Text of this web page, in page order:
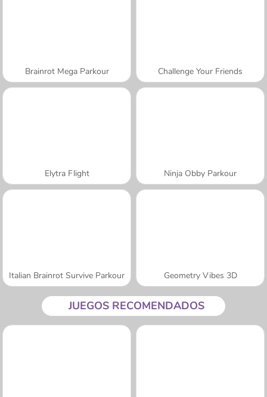
Brainrot Mega Parkour Challenge Your Friends
Elytra Flight Ninja Obby Parkour
Italian Brainrot Survive Parkour Geometry Vibes 3D
JUEGOS RECOMENDADOS